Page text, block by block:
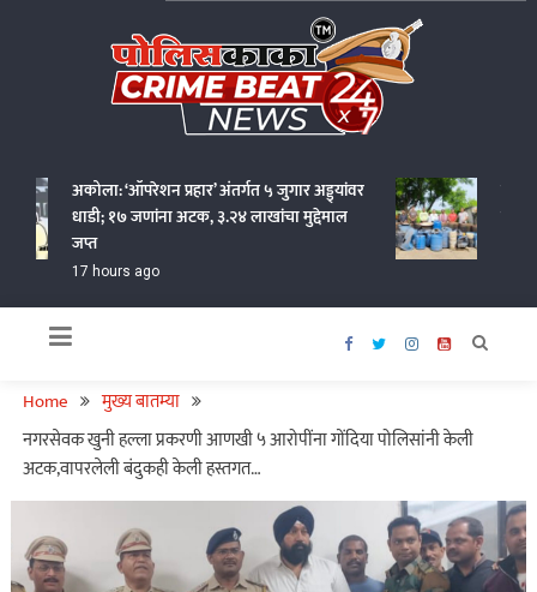
अकोला: ‘ऑपरेशन प्रहार’ अंतर्गत ५ जुगार अड्ड्यांवर
धाडी; १७ जणांना अटक, ३.२४ लाखांचा मुद्देमाल
जप्त
17 hours ago
वर्धा
कोटींचा
19 hours
Home
मुख्य बातम्या
नगरसेवक खुनी हल्ला प्रकरणी आणखी ५ आरोपींना गोंदिया पोलिसांनी केली
अटक,वापरलेली बंदुकही केली हस्तगत…